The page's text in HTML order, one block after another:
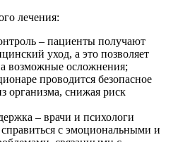
лечения:
– пациенты получают
уход, а это позволяет
возможные осложнения;
проводится безопасное
организма, снижая риск
– врачи и психологи
с эмоциональными и